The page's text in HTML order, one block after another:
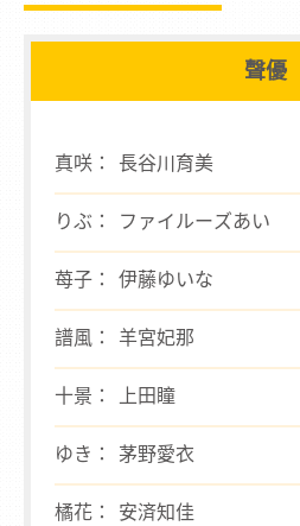
聲優
真咲： 長谷川育美
りぶ： ファイルーズあい
苺子： 伊藤ゆいな
譜風： 羊宮妃那
十景： 上田瞳
ゆき： 茅野愛衣
橘花： 安済知佳